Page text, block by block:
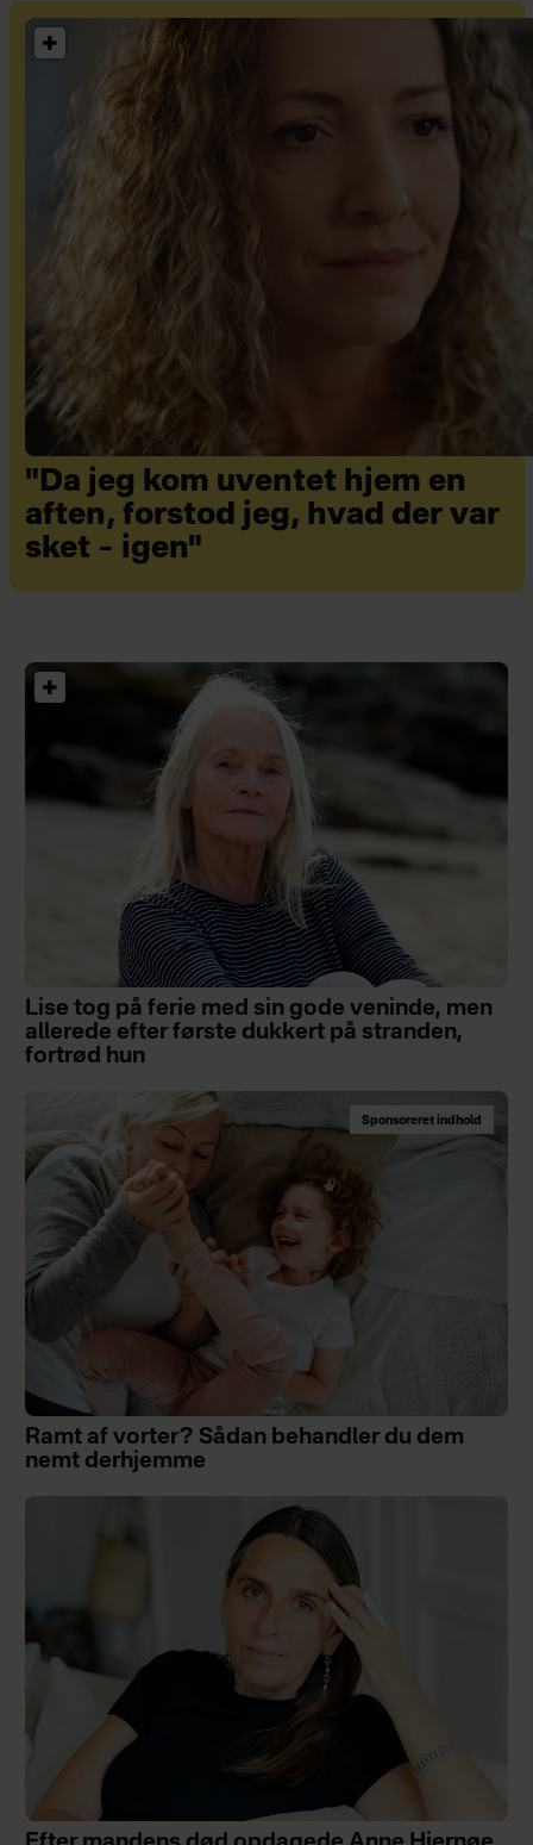
"Da jeg kom uventet hjem en
aften, forstod jeg, hvad der var
sket – igen"
Lise tog på ferie med sin gode veninde, men
allerede efter første dukkert på stranden,
fortrød hun
Sponsoreret indhold
Ramt af vorter? Sådan behandler du dem
nemt derhjemme